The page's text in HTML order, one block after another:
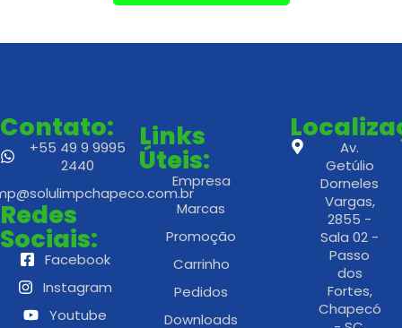
Contato:
+55 49 9 9995
2440
Redes
Sociais:
Facebook
Instagram
Youtube
Links
Úteis:
Empresa
Marcas
Promoção
Carrinho
Pedidos
Downloads
Av.
Getúlio
Dorneles
Vargas,
2855 -
Sala 02 -
Passo
dos
Fortes,
Chapecó